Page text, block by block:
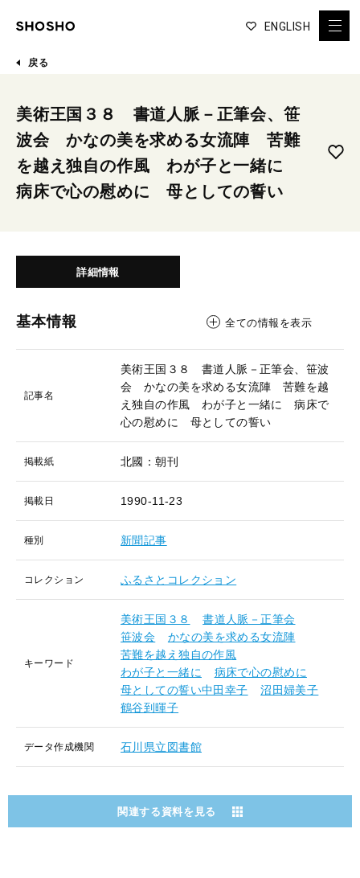
ENGLISH
戻る
美術王国３８ 書道人脈－正筆会、笹
波会 かなの美を求める女流陣 苦難
を越え独自の作風 わが子と一緒に
病床で心の慰めに 母としての誓い
詳細情報
基本情報 全ての情報を表示
記事名
美術王国３８ 書道人脈－正筆会、笹波
会 かなの美を求める女流陣 苦難を越
え独自の作風 わが子と一緒に 病床で
心の慰めに 母としての誓い
掲載紙 北國：朝刊
掲載日 1990-11-23
種別 新聞記事
コレクション ふるさとコレクション
キーワード
美術王国３８
書道人脈－正筆会
笹波会
かなの美を求める女流陣
苦難を越え独自の作風
わが子と一緒に
病床で心の慰めに
母としての誓い中田幸子
沼田婦美子
鶴谷到暉子
データ作成機関 石川県立図書館
関連する資料を見る